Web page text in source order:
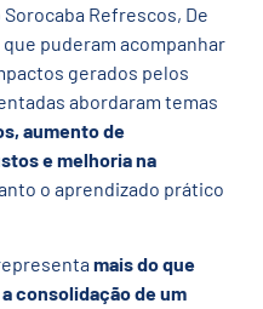
Sorocaba Refrescos, De
que puderam acompanhar
gerados pelos
abordaram temas
aumento de
e melhoria na
o aprendizado prático
mais do que
consolidação de um